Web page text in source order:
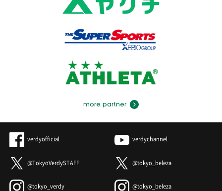
more partner
verdyofficial verdychannel
@TokyoVerdySTAFF @tokyo_beleza
@tokyo_verdy @tokyo_beleza